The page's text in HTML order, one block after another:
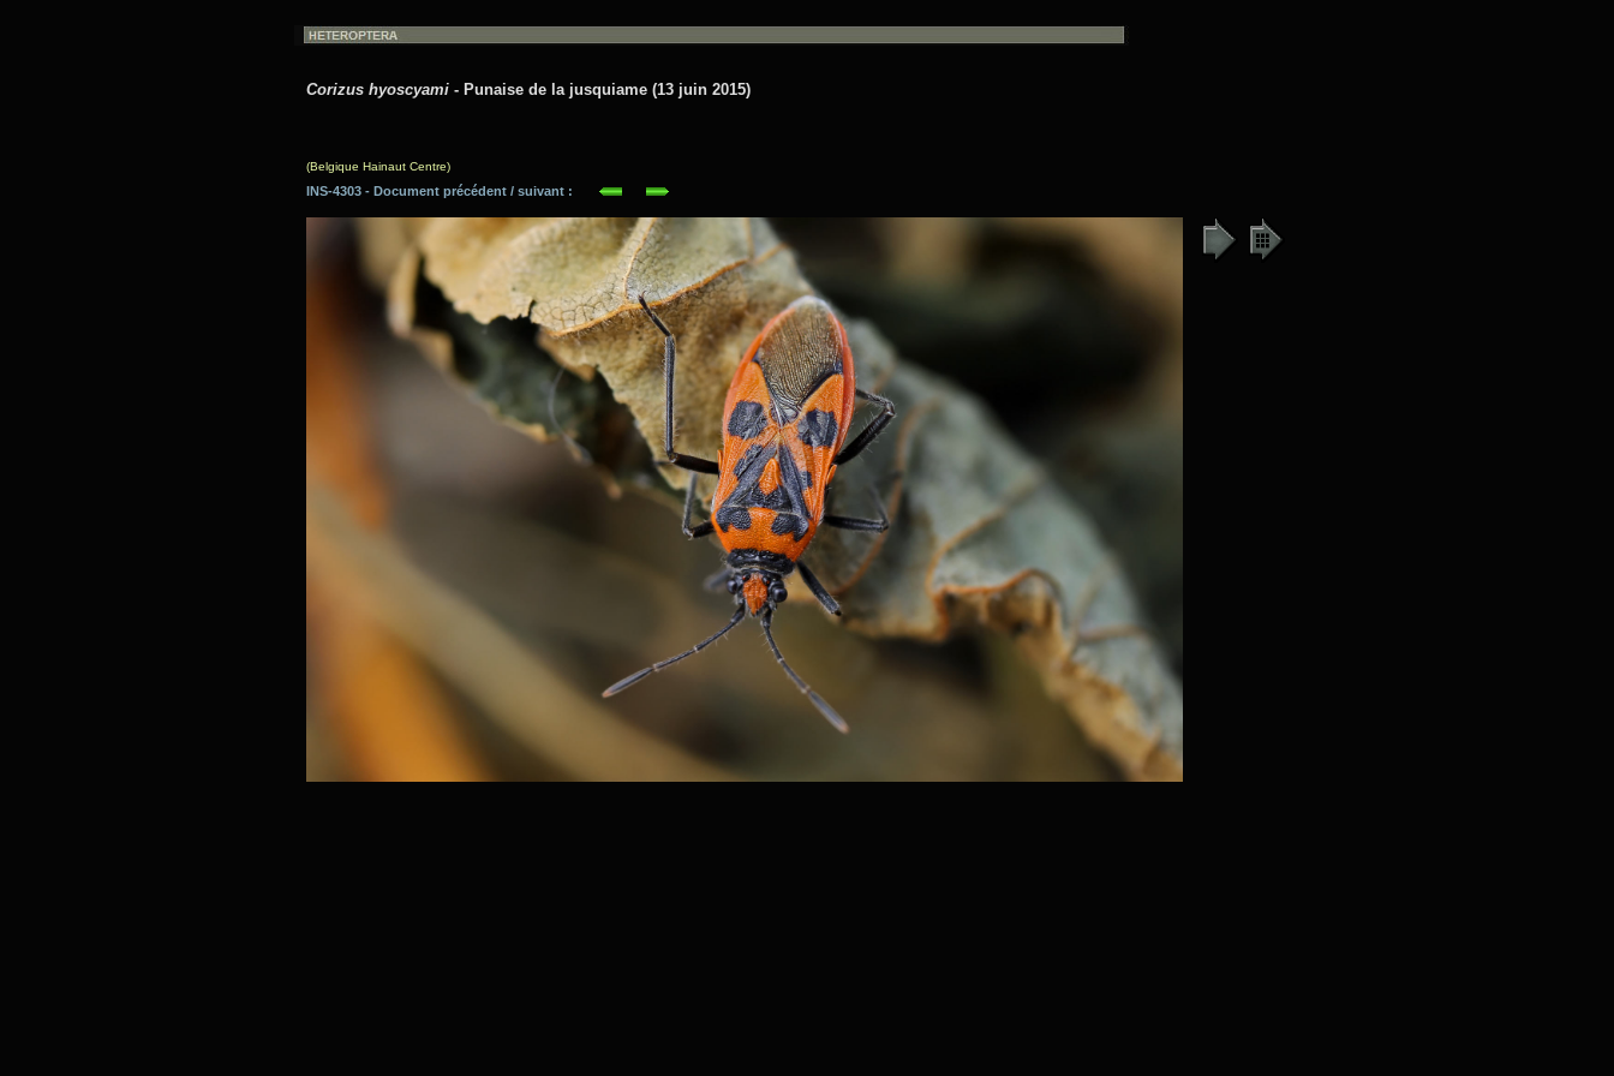
Corizus hyoscyami - Punaise de la jusquiame (13 juin 2015)
(Belgique Hainaut Centre)
INS-4303 - Document précédent / suivant :